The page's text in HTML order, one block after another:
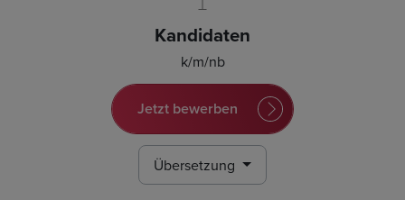
Kandidaten
k/m/nb
Jetzt bewerben
Übersetzung